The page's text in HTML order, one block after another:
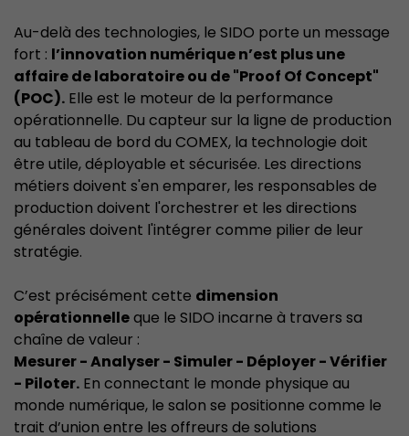
Au-delà des technologies, le SIDO porte un message
fort : l’innovation numérique n’est plus une
affaire de laboratoire ou de "Proof Of Concept"
(POC). Elle est le moteur de la performance
opérationnelle. Du capteur sur la ligne de production
au tableau de bord du COMEX, la technologie doit
être utile, déployable et sécurisée. Les directions
métiers doivent s'en emparer, les responsables de
production doivent l'orchestrer et les directions
générales doivent l'intégrer comme pilier de leur
stratégie.
C’est précisément cette dimension
opérationnelleque le SIDO incarne à travers sa
chaîne de valeur :
Mesurer - Analyser - Simuler - Déployer - Vérifier
- Piloter. En connectant le monde physique au
monde numérique, le salon se positionne comme le
trait d’union entre les offreurs de solutions